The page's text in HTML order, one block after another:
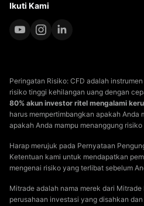
Ikuti Kami
Peringatan Risiko: CFD adalah
risiko tinggi kehilangan uang dengan
80% akun investor ritel mengalami
harus mempertimbangkan apakah Anda
apakah Anda mampu menanggung
Harap merujuk pada Pernyataan
Ketentuan kami untuk mendapatkan
mengenai risiko yang terlibat sebelum
Mitrade adalah nama merek dari
perusahaan investasi yang disahkan